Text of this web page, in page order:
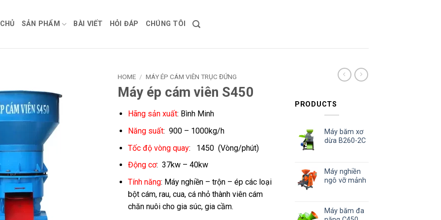
SẢN PHẨM BÀI VIẾT HỎI ĐÁP CHÚNG TÔI
HOME / MÁY ÉP CÁM VIÊN TRỤC ĐỨNG
Máy ép cám viên S450
Hãng sản xuất: Bình Minh
Năng suất: 900 – 1000kg/h
Tốc độ vòng quay: 1450 (Vòng/phút)
Động cơ: 37kw – 40kw
Tính năng: Máy nghiền – trộn – ép các loại
bột cám, rau, cua, cá nhỏ thành viên cám
chăn nuôi cho gia súc, gia cầm.
PRODUCTS
Máy băm xơ
dừa B260-2C
Máy nghiền
ngô vỡ mảnh
Máy băm đa